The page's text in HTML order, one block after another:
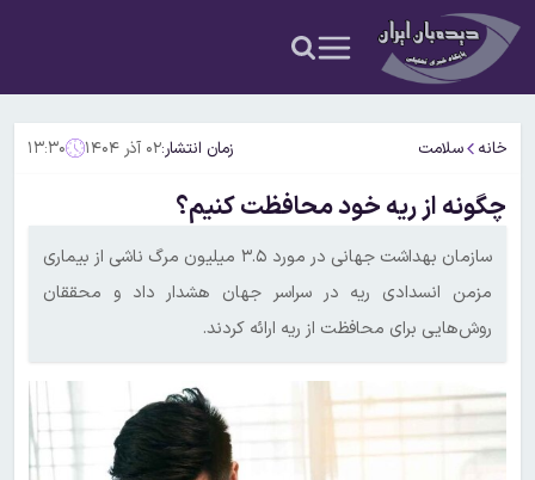
خانه سلامت زمان انتشار:۰۲ آذر ۱۴۰۴ ۱۳:۳۰
چگونه از ریه خود محافظت کنیم؟
سازمان بهداشت جهانی در مورد ۳.۵ میلیون مرگ ناشی از بیماری
مزمن انسدادی ریه در سراسر جهان هشدار داد و محققان
روش‌هایی برای محافظت از ریه ارائه کردند.